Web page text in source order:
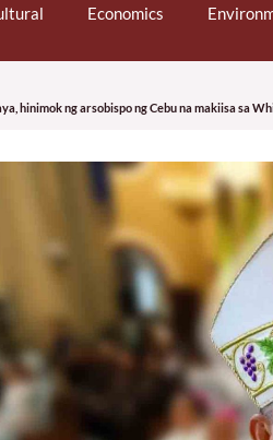
Economics
hinimok ng arsobispo ng Cebu na makiisa sa